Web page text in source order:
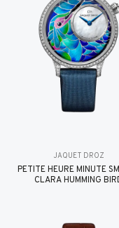
JAQUET DROZ
PETITE HEURE MINUTE
CLARA HUMMING